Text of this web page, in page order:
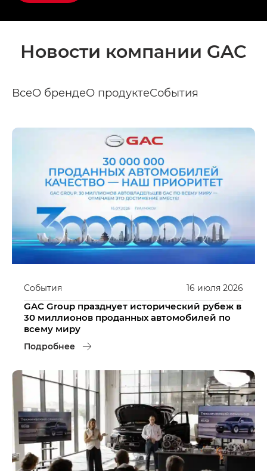
Новости компании GAC
ВсеО брендеО продуктеСобытия
16 июля 2026
События
GAC Group празднует исторический рубеж в
30 миллионов проданных автомобилей по
всему миру
Подробнее